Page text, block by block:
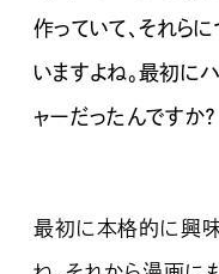
作っていて、それら
いますよね。最初に
ャーだったんですか？
最初に本格的に興味